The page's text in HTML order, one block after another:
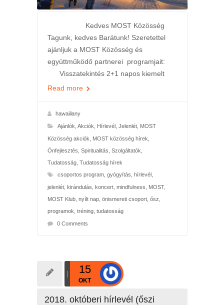
Kedves MOST Közösség
Tagunk, kedves Barátunk! Szeretettel
ajánljuk a MOST Közösség és
együttműködő partnerei programjait:
Visszatekintés 2+1 napos kiemelt
Read more
hawaiilany
Ajánlók Akciók Hírlevél, Jelenlét, MOST
Közösség akciók MOST közösség hírek
Önfejlesztés Spiritualitás Szolgáltatók
Tudatosság, Tudatosság hírek
csoportos program, gyógyítás hírlevél,
jelenlét, kirándulás koncert, mindfulness MOST,
MOST Klub, nyílt nap, önismereti csoport, ősz
programok tréning, tudatosság
0 Comments
15
OKT
2018. októberi hírlevél (őszi